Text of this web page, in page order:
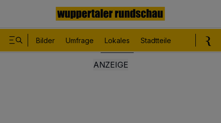
Bilder Umfrage Lokales Stadtteile